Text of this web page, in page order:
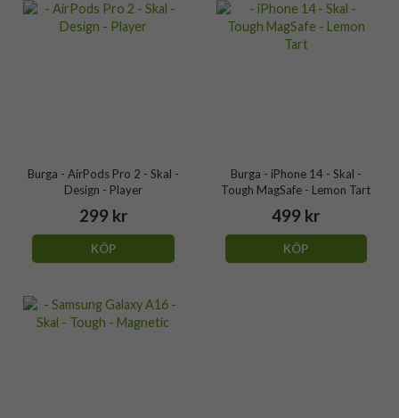
Burga - AirPods Pro 2 - Skal -
Design - Player
299 kr
KÖP
Burga - iPhone 14 - Skal -
Tough MagSafe - Lemon Tart
499 kr
KÖP